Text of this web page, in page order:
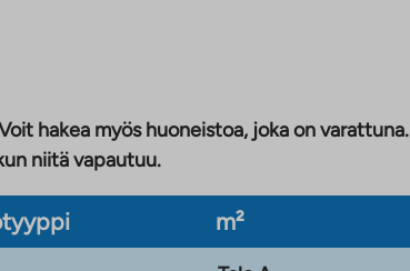
hakea myös huoneistoa, joka on varattuna.
niitä vapautuu.
m²